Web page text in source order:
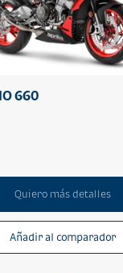
660
Quiero más detalles
Añadir al comparador